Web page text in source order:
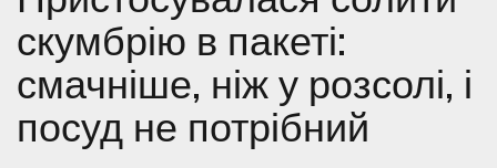
скумбрію в пакеті:
смачніше, ніж у розсолі, і
посуд не потрібний